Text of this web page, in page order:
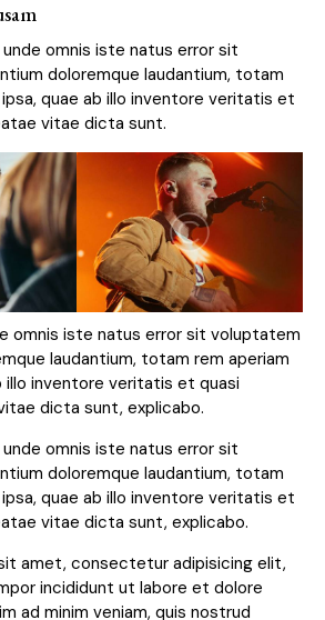
omnis iste natus error sit
doloremque laudantium, totam
quae ab illo inventore veritatis et
vitae dicta sunt.
omnis iste natus error sit voluptatem
laudantium, totam rem aperiam
illo inventore veritatis et quasi
dicta sunt, explicabo.
omnis iste natus error sit
doloremque laudantium, totam
quae ab illo inventore veritatis et
vitae dicta sunt, explicabo.
amet, consectetur adipisicing elit,
incididunt ut labore et dolore
ad minim veniam, quis nostrud